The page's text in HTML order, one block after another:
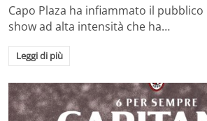
Capo Plaza ha infiammato il
show ad alta intensità che ha…
Leggi di più